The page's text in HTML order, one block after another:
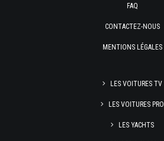
FAQ
CONTACTEZ-NOUS
MENTIONS LÉGALES
LES VOITURES TV
LES VOITURES PRO
LES YACHTS